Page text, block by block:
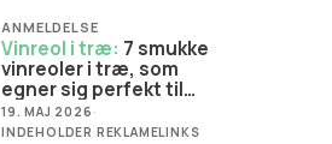
ANMELDELSE
Vinreol i træ:
vinreoler i træ, som
egner sig perfekt til
opbevaring af vin i
hjemmet
19. MAJ 2026 ·
INDEHOLDER REKLAMELINKS